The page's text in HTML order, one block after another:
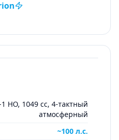
1 HO, 1049 cc, 4-тактный
атмосферный
~100 л.с.